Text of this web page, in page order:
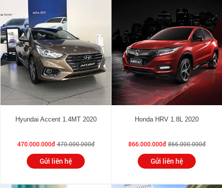
Hyundai Accent 1.4MT 2020
470.000.000đ 470.000.000đ
Gửi liên hệ
Honda HRV 1.8L 2020
866.000.000đ 866.000.000đ
Gửi liên hệ